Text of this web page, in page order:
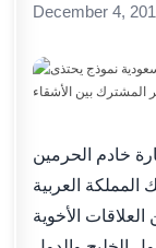
December 4,
خادم الحرمين
المملكة العربية
الأخوية